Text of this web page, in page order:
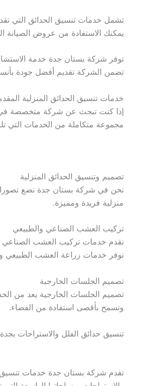
تشمل خدمات تنسيق الحدائق التي
يمكنك الاستفادة من عروض الصيانة
توفر شركة بستان جدة خدمة
تضمن الشركة تقديم أفضل جودة بأنسب
خدمات تنسيق الحدائق المنزلية
إذا كنت تبحث عن شركة متخصصة في
مجموعة متكاملة من الخدمات التي
تصميم وتنسيق الحدائق المنزلية
نحن في شركة بستان جدة نضع
منزلية فريدة ومميزة.
تركيب العشب الصناعي والطبيعي
نقدم خدمات تركيب العشب الصناعي
نوفر خدمات زراعة العشب الطبيعي
تصميم الجلسات الخارجية
تصميم الجلسات الخارجية يعد من
وتسمح بأقصى استفادة من الفضاء.
تنسيق حدائق الفلل والاستراحات بجدة
تقدم شركة بستان جدة خدمات تنسيق